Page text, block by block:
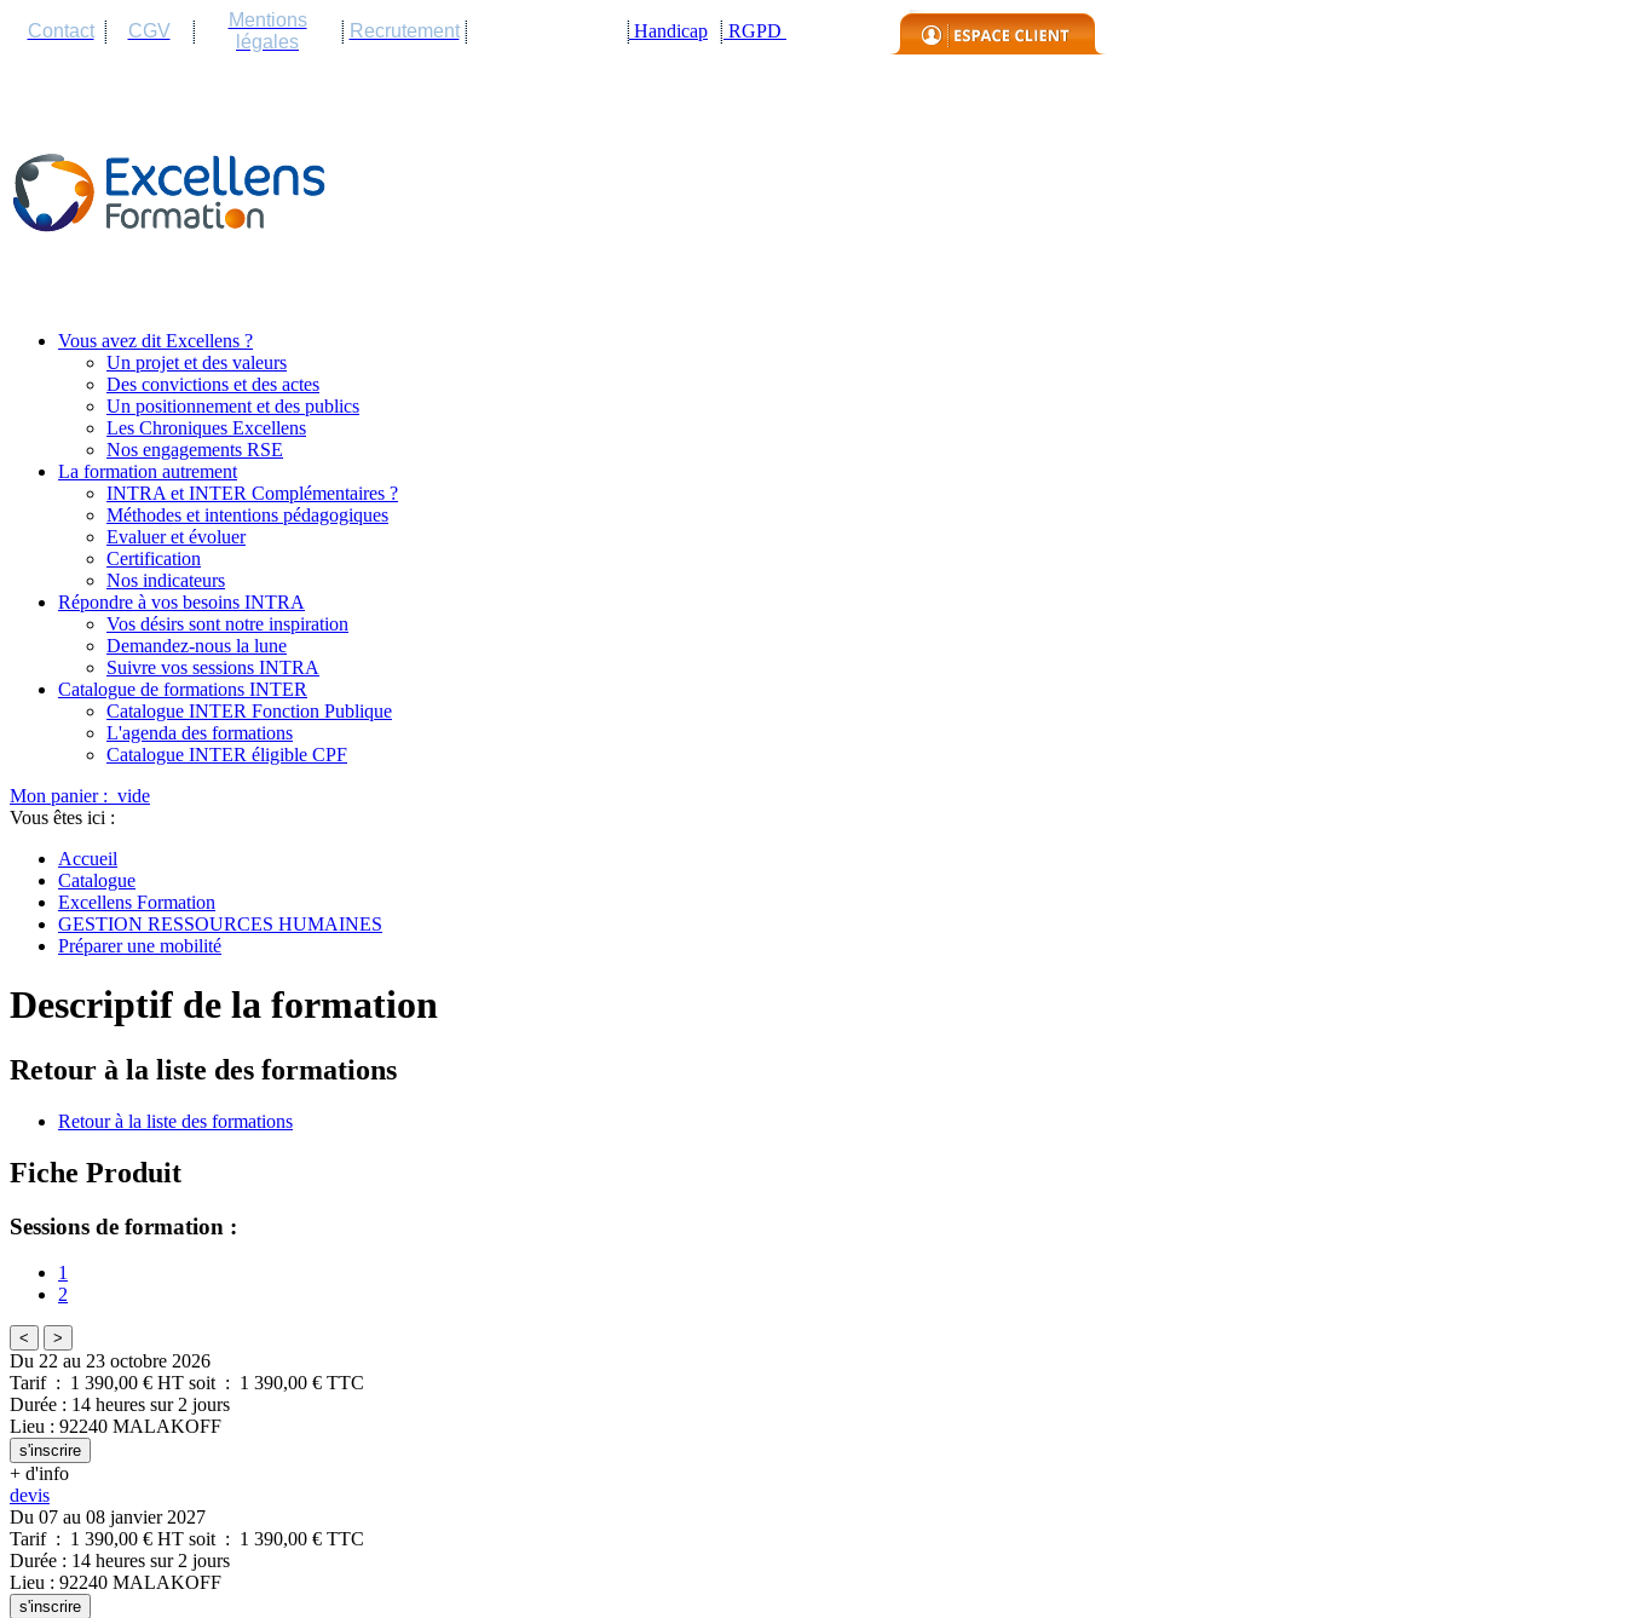
Contact CGV
Mentions
légales
Recrutement Handicap RGPD
Vous avez dit Excellens ?
Un projet et des valeurs
Des convictions et des actes
Un positionnement et des publics
Les Chroniques Excellens
Nos engagements RSE
La formation autrement
INTRA et INTER Complémentaires ?
Méthodes et intentions pédagogiques
Evaluer et évoluer
Certification
Nos indicateurs
Répondre à vos besoins INTRA
Vos désirs sont notre inspiration
Demandez-nous la lune
Suivre vos sessions INTRA
Catalogue de formations INTER
Catalogue INTER Fonction Publique
L'agenda des formations
Catalogue INTER éligible CPF
Mon panier : vide
Vous êtes ici :
Accueil
Catalogue
Excellens Formation
GESTION RESSOURCES HUMAINES
Préparer une mobilité
Descriptif de la formation
Retour à la liste des formations
Retour à la liste des formations
Fiche Produit
Sessions de formation :
1
2
< >
Du 22 au 23 octobre 2026
Tarif : 1 390,00 € HT soit : 1 390,00 € TTC
Durée : 14 heures sur 2 jours
Lieu : 92240 MALAKOFF
s'inscrire
+ d'info
devis
Du 07 au 08 janvier 2027
Tarif : 1 390,00 € HT soit : 1 390,00 € TTC
Durée : 14 heures sur 2 jours
Lieu : 92240 MALAKOFF
s'inscrire